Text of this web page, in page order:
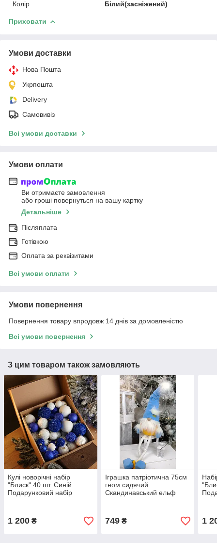
Колір Білий(засніжений)
Приховати
Умови доставки
Нова Пошта
Укрпошта
Delivery
Самовивіз
Всі умови доставки
Умови оплати
Ви отримаєте замовлення
або гроші повернуться на вашу картку
Детальніше
Післяплата
Готівкою
Оплата за реквізитами
Всі умови оплати
Умови повернення
Повернення товару впродовж 14 днів за домовленістю
Всі умови повернення
З цим товаром також замовляють
Кулі новорічні набір
"Блиск" 40 шт. Синій.
Подарунковий набір
1 200 ₴
Іграшка патріотична 75см
гном сидячий.
Скандинавський ельф
749₴ 1